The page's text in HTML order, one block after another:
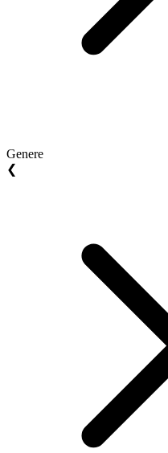
Genere
❮